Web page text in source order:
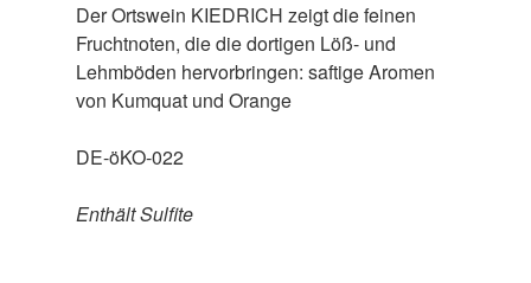
Der Ortswein KIEDRICH zeigt die feinen
Fruchtnoten, die die dortigen Löß- und
Lehmböden hervorbringen: saftige Aromen
von Kumquat und Orange
DE-öKO-022
Enthält Sulfite